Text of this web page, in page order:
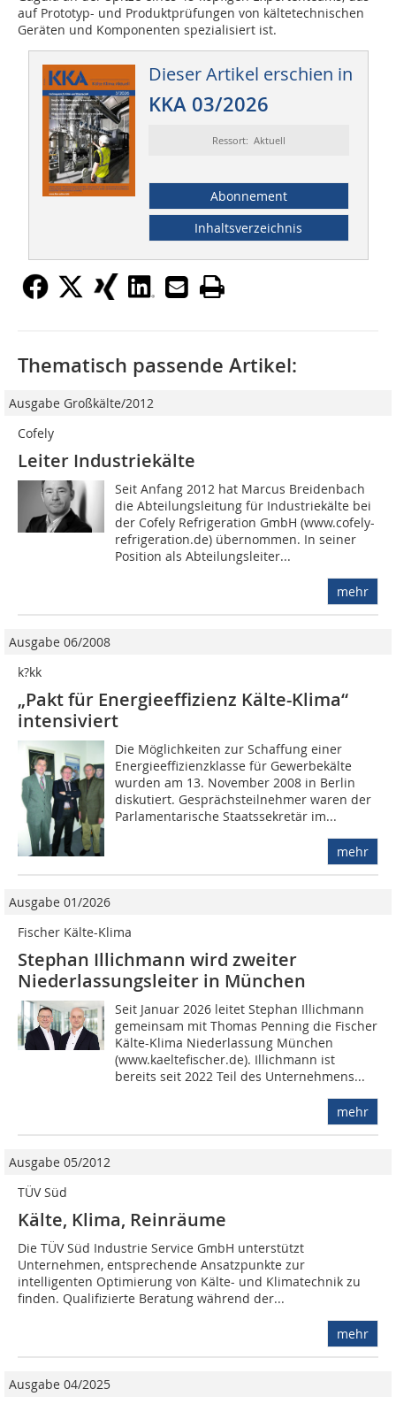
auf Prototyp- und Produktprüfungen von kältetechnischen
Geräten und Komponenten spezialisiert ist.
Dieser Artikel erschien in
KKA 03/2026
Ressort: Aktuell
Abonnement
Inhaltsverzeichnis
Thematisch passende Artikel:
Ausgabe Großkälte/2012
Cofely
Leiter Industriekälte
Seit Anfang 2012 hat Marcus Breidenbach
die Abteilungsleitung für Industriekälte bei
der Cofely Refrigeration GmbH (www.cofely-
refrigeration.de) übernommen. In seiner
Position als Abteilungsleiter...
mehr
Ausgabe 06/2008
k?kk
„Pakt für Energieeffizienz Kälte-Klima“
intensiviert
Die Möglichkeiten zur Schaffung einer
Energieeffizienzklasse für Gewerbekälte
wurden am 13. November 2008 in Berlin
diskutiert. Gesprächsteilnehmer waren der
Parlamentarische Staatssekretär im...
mehr
Ausgabe 01/2026
Fischer Kälte-Klima
Stephan Illichmann wird zweiter
Niederlassungs­leiter in München
Seit Januar 2026 leitet Stephan Illichmann
gemeinsam mit Thomas Penning die Fischer
Kälte-Klima Niederlassung München
(www.kaeltefischer.de). Illichmann ist
bereits seit 2022 Teil des Unternehmens...
mehr
Ausgabe 05/2012
TÜV Süd
Kälte, Klima, Reinräume
Die TÜV Süd Industrie Service GmbH unterstützt
Unternehmen, entsprechende Ansatzpunkte zur
intelligenten Optimierung von Kälte- und Klimatechnik zu
finden. Qualifizierte Beratung während der...
mehr
Ausgabe 04/2025